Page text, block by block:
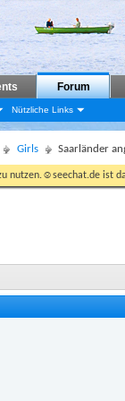
Forum
Nützliche Links
Girls Saarländer
nutzen.☺seechat.de ist